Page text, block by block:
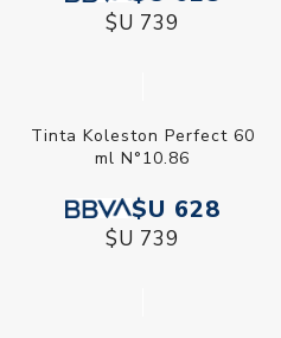
$U 739
Tinta Koleston Perfect 60
ml N°10.86
$U 628
$U 739